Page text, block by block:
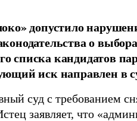
допустило
о
списка кандидатов
иск направлен в
суд с требованием
заявляет, что